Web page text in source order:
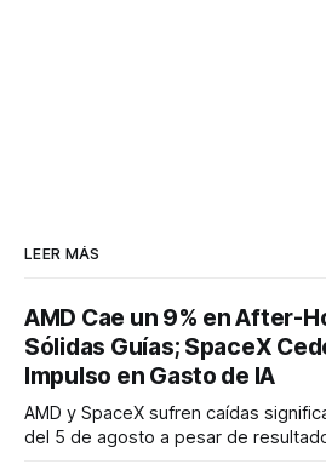
LEER MÁS
AMD Cae un 9% en After-
Sólidas Guías; SpaceX
Impulso en Gasto de IA
AMD y SpaceX sufren caídas
del 5 de agosto a pesar de